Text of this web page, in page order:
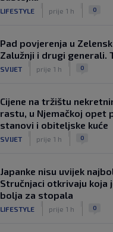
SK prije 3 h
LIFESTYLE prije 1 h 0
Pad povjerenja u
Zalužnji i drugi generali.
SVIJET prije 1 h 0
Cijene na tržištu
rastu, u Njemačkoj opet
stanovi i obiteljske kuće
SVIJET prije 1 h 0
Japanke nisu uvijek
Stručnjaci otkrivaju koja
bolja za stopala
LIFESTYLE prije 1 h 0